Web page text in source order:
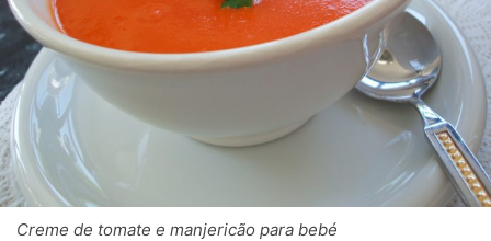
Creme de tomate e manjericão para bebé